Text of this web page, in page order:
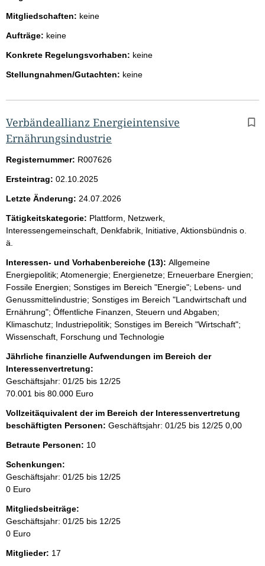
Mitgliedschaften: keine
Aufträge: keine
Konkrete Regelungsvorhaben: keine
Stellungnahmen/Gutachten: keine
Verbändeallianz Energieintensive
Ernährungsindustrie
Registernummer: R007626
Ersteintrag: 02.10.2025
Letzte Änderung: 24.07.2026
Tätigkeitskategorie: Plattform, Netzwerk,
Interessengemeinschaft, Denkfabrik, Initiative, Aktionsbündnis o.
ä.
Interessen- und Vorhabenbereiche (13): Allgemeine
Energiepolitik; Atomenergie; Energienetze; Erneuerbare Energien;
Fossile Energien; Sonstiges im Bereich "Energie"; Lebens- und
Genussmittelindustrie; Sonstiges im Bereich "Landwirtschaft und
Ernährung"; Öffentliche Finanzen, Steuern und Abgaben;
Klimaschutz; Industriepolitik; Sonstiges im Bereich "Wirtschaft";
Wissenschaft, Forschung und Technologie
Jährliche finanzielle Aufwendungen im Bereich der
Interessenvertretung:
Geschäftsjahr: 01/25 bis 12/25
70.001 bis 80.000 Euro
Vollzeitäquivalent der im Bereich der Interessenvertretung
beschäftigten Personen: Geschäftsjahr: 01/25 bis 12/25 0,00
Betraute Personen: 10
Schenkungen:
Geschäftsjahr: 01/25 bis 12/25
0 Euro
Mitgliedsbeiträge:
Geschäftsjahr: 01/25 bis 12/25
0 Euro
Mitglieder: 17